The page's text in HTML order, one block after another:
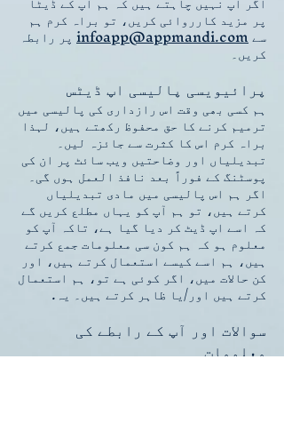
پر مزید کارروائی کریں، تو براہ کرم ہم
سےinfoapp@appmandi.comپر رابطہ
کریں۔
پرائیویسی پالیسی اپ ڈیٹس
ہم کسی بھی وقت اس رازداری کی پالیسی میں
ترمیم کرنے کا حق محفوظ رکھتے ہیں، لہذا
براہ کرم اس کا کثرت سے جائزہ لیں۔
تبدیلیاں اور وضاحتیں ویب سائٹ پر ان کی
پوسٹنگ کے فوراً بعد نافذ العمل ہوں گی۔
اگر ہم اس پالیسی میں مادی تبدیلیاں
کرتے ہیں، تو ہم آپ کو یہاں مطلع کریں گے
کہ اسے اپ ڈیٹ کر دیا گیا ہے، تاکہ آپ کو
معلوم ہو کہ ہم کون سی معلومات جمع کرتے
ہیں، ہم اسے کیسے استعمال کرتے ہیں، اور
کن حالات میں، اگر کوئی ہے تو، ہم استعمال
کرتے ہیں اور/یا ظاہر کرتے ہیں۔ یہ.
سوالات اور آپ کے رابطے کی
معلومات